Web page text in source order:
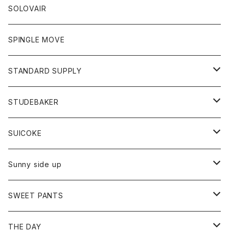
Tシャツ
トレーナー
ボトム
ショートパンツ
スカート
レディース
スカート
Tシャツ
アクセサリー
バック
コート
ネクタイ
グローブ
アクセサリー
トップス
カットソー
カーディガン
ボトム
ショートパンツ
パンツ
レディース
カットソー
カーディガン
ジーンズ
チノパン
トップス
ポロシャツ
ベスト
靴
靴
ワンピース
トップス
カットソー
ボトム
パンツ
オーバーオール
SOLOVAIR
SPINGLE MOVE
STANDARD SUPPLY
財布
バッグ
STUDEBAKER
アクセサリー
ブレスレット
リング
SUICOKE
ブーツ
サンダル
Sunny side up
アウター
Ｇジャン
ボトム
SWEET PANTS
ボトム
THE DAY